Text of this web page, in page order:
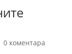
0 коментара